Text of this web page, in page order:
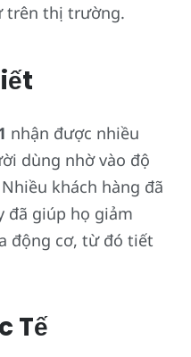
trên thị trường.
nhận được nhiều
dùng nhờ vào độ
khách hàng đã
đã giúp họ giảm
động cơ, từ đó tiết
Tế